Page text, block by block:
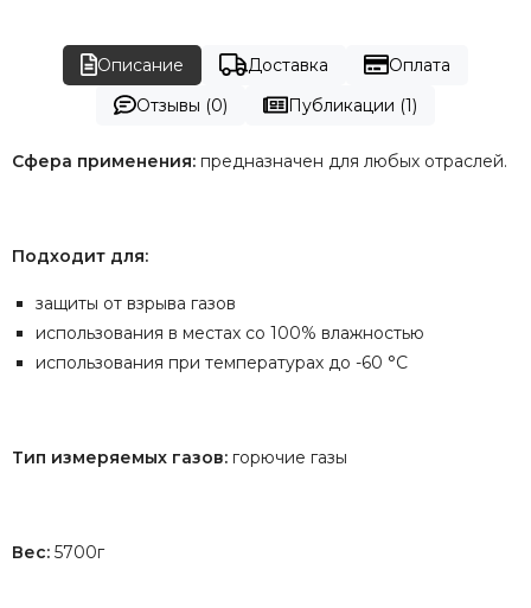
Описание Доставка
Оплата
Отзывы (0)
Публикации (1)
Сфера применения: предназначен для любых отраслей.
Подходит для:
защиты от взрыва газов
использования в местах со 100% влажностью
использования при температурах до -60 °С
Тип измеряемых газов: горючие газы
Вес: 5700г